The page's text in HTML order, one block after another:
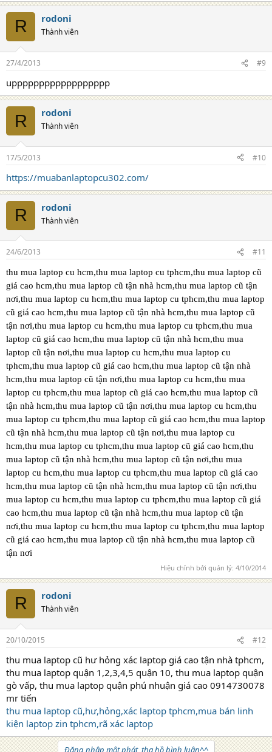
R rodoni
Thành viên
27/4/2013 #9
upppppppppppppppppp
R rodoni
Thành viên
17/5/2013 #10
https://muabanlaptopcu302.com/
R rodoni
Thành viên
24/6/2013 #11
thu mua laptop cu hcm,thu mua laptop cu tphcm,thu mua laptop cũ
giá cao hcm,thu mua laptop cũ tận nhà hcm,thu mua laptop cũ tận
nơi,thu mua laptop cu hcm,thu mua laptop cu tphcm,thu mua laptop
cũ giá cao hcm,thu mua laptop cũ tận nhà hcm,thu mua laptop cũ
tận nơi,thu mua laptop cu hcm,thu mua laptop cu tphcm,thu mua
laptop cũ giá cao hcm,thu mua laptop cũ tận nhà hcm,thu mua
laptop cũ tận nơi,thu mua laptop cu hcm,thu mua laptop cu
tphcm,thu mua laptop cũ giá cao hcm,thu mua laptop cũ tận nhà
hcm,thu mua laptop cũ tận nơi,thu mua laptop cu hcm,thu mua
laptop cu tphcm,thu mua laptop cũ giá cao hcm,thu mua laptop cũ
tận nhà hcm,thu mua laptop cũ tận nơi,thu mua laptop cu hcm,thu
mua laptop cu tphcm,thu mua laptop cũ giá cao hcm,thu mua laptop
cũ tận nhà hcm,thu mua laptop cũ tận nơi,thu mua laptop cu
hcm,thu mua laptop cu tphcm,thu mua laptop cũ giá cao hcm,thu
mua laptop cũ tận nhà hcm,thu mua laptop cũ tận nơi,thu mua
laptop cu hcm,thu mua laptop cu tphcm,thu mua laptop cũ giá cao
hcm,thu mua laptop cũ tận nhà hcm,thu mua laptop cũ tận nơi,thu
mua laptop cu hcm,thu mua laptop cu tphcm,thu mua laptop cũ giá
cao hcm,thu mua laptop cũ tận nhà hcm,thu mua laptop cũ tận
nơi,thu mua laptop cu hcm,thu mua laptop cu tphcm,thu mua laptop
cũ giá cao hcm,thu mua laptop cũ tận nhà hcm,thu mua laptop cũ
tận nơi
Hiệu chỉnh bởi quản lý: 4/10/2014
R rodoni
Thành viên
20/10/2015 #12
thu mua laptop cũ hư hỏng xác laptop giá cao tận nhà tphcm,
thu mua laptop quận 1,2,3,4,5 quận 10, thu mua laptop quận
gò vấp, thu mua laptop quận phú nhuận giá cao 0914730078
mr tiến
thu mua laptop cũ,hư,hỏng,xác laptop tphcm,mua bán linh
kiện laptop zin tphcm,rã xác laptop
Đăng nhập một phát, tha hồ bình luận^^